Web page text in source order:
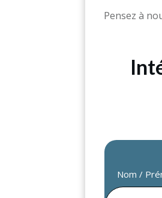
Pensez à
Nom /